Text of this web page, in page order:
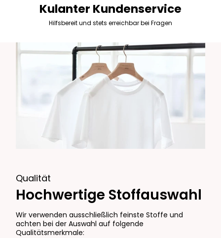
Kulanter Kundenservice
Hilfsbereit und stets erreichbar bei Fragen
Qualität
Hochwertige Stoffauswahl
Wir verwenden ausschließlich feinste Stoffe und
achten bei der Auswahl auf folgende
Qualitätsmerkmale: